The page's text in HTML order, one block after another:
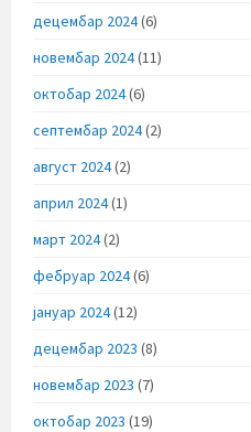
децембар 2024(6)
новембар 2024(11)
октобар 2024(6)
септембар 2024(2)
август 2024(2)
април 2024(1)
март 2024(2)
фебруар 2024(6)
јануар 2024(12)
децембар 2023 (8)
новембар 2023 (7)
октобар 2023 (19)